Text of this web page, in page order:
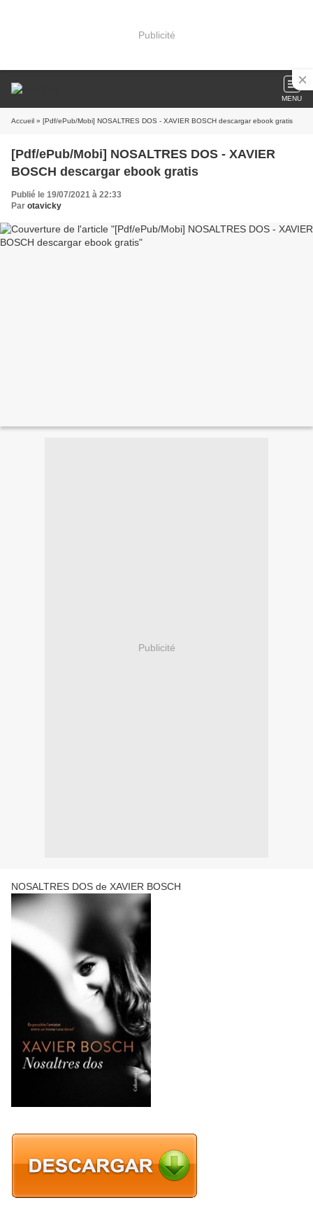
Publicité
MENU
Accueil » [Pdf/ePub/Mobi] NOSALTRES DOS - XAVIER BOSCH descargar ebook gratis
[Pdf/ePub/Mobi] NOSALTRES DOS - XAVIER
BOSCH descargar ebook gratis
Publié le 19/07/2021 à 22:33
Par otavicky
Publicité
NOSALTRES DOS de XAVIER BOSCH